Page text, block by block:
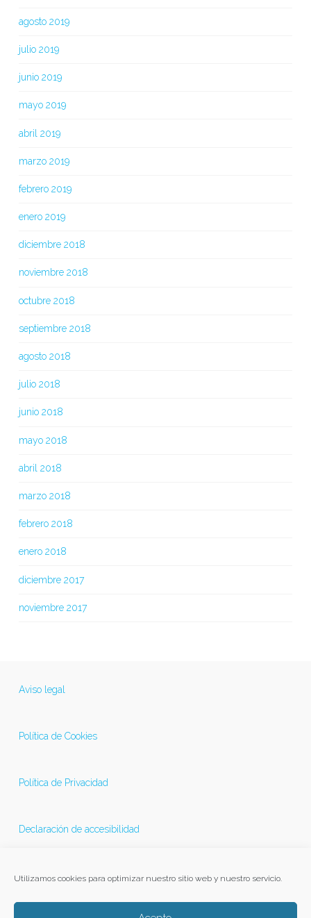
Utilizamos cookies para optimizar nuestro sitio web y nuestro servicio.
agosto 2019
julio 2019
junio 2019
mayo 2019
abril 2019
marzo 2019
febrero 2019
enero 2019
diciembre 2018
noviembre 2018
octubre 2018
septiembre 2018
agosto 2018
julio 2018
junio 2018
mayo 2018
abril 2018
marzo 2018
febrero 2018
enero 2018
diciembre 2017
noviembre 2017
Aviso legal
Política de Cookies
Política de Privacidad
Declaración de accesibilidad